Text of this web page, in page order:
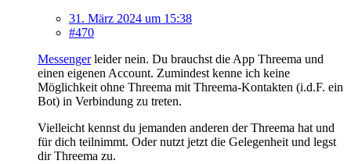
31. März 2024 um 15:38
#470
Messengerleider nein. Du brauchst die App Threema und
einen eigenen Account. Zumindest kenne ich keine
Möglichkeit ohne Threema mit Threema-Kontakten (i.d.F. ein
Bot) in Verbindung zu treten.
Vielleicht kennst du jemanden anderen der Threema hat und
für dich teilnimmt. Oder nutzt jetzt die Gelegenheit und legst
dir Threema zu.